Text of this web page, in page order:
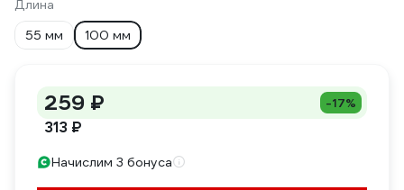
Длина
55 мм
100 мм
259 ₽ -17%
313 ₽
Начислим 3 бонуса